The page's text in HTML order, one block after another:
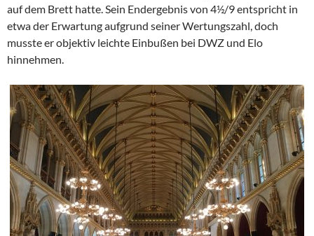
auf dem Brett hatte. Sein Endergebnis von 4½/9 entspricht in
etwa der Erwartung aufgrund seiner Wertungszahl, doch
musste er objektiv leichte Einbußen bei DWZ und Elo
hinnehmen.